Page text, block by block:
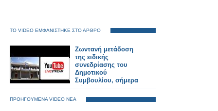
ΤΟ VIDEO ΕΜΦΑΝΙΣΤΗΚΕ ΣΤΟ ΑΡΘΡΟ
Ζωντανή μετάδοση
της ειδικής
συνεδρίασης του
Δημοτικού
Συμβουλίου, σήμερα
Πέμπτη στις 06:00
μ.μ., για την εκλογή
των μελών του
ΠΡΟΗΓΟΥΜΕΝΑ VIDEO ΝΕΑ